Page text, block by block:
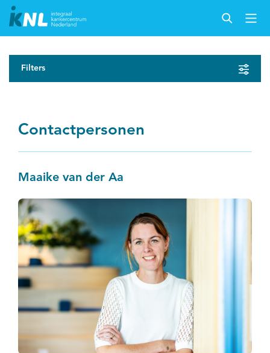
Filters
Contactpersonen
Maaike van der Aa